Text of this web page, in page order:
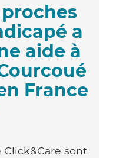
a
aide à
France
Click&Care sont